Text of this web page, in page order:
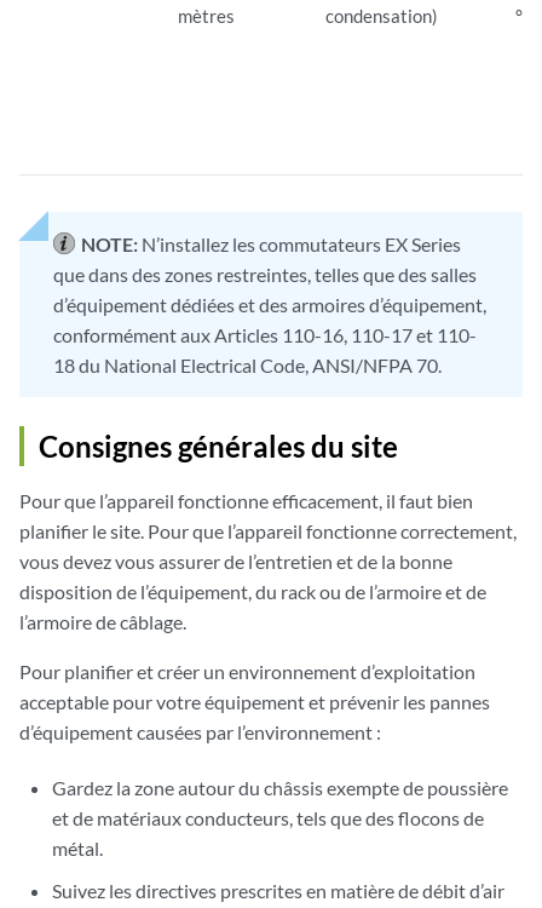
mètres
condensation)
°F)
NOTE: N’installez les commutateurs EX Series
que dans des zones restreintes, telles que des salles
d’équipement dédiées et des armoires d’équipement,
conformément aux Articles 110-16, 110-17 et 110-
18 du National Electrical Code, ANSI/NFPA 70.
Consignes générales du site
Pour que l’appareil fonctionne efficacement, il faut bien
planifier le site. Pour que l’appareil fonctionne correctement,
vous devez vous assurer de l’entretien et de la bonne
disposition de l’équipement, du rack ou de l’armoire et de
l’armoire de câblage.
Pour planifier et créer un environnement d’exploitation
acceptable pour votre équipement et prévenir les pannes
d’équipement causées par l’environnement :
Gardez la zone autour du châssis exempte de poussière
et de matériaux conducteurs, tels que des flocons de
métal.
Suivez les directives prescrites en matière de débit d’air